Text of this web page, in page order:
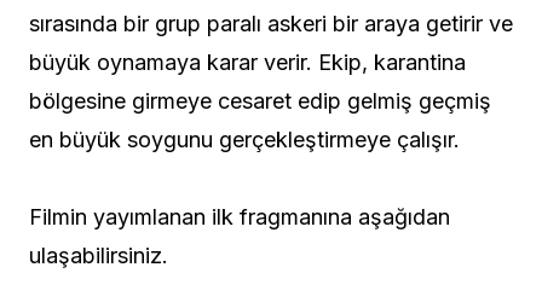
sırasında bir grup paralı askeri bir araya getirir ve
büyük oynamaya karar verir. Ekip, karantina
bölgesine girmeye cesaret edip gelmiş geçmiş
en büyük soygunu gerçekleştirmeye çalışır.
Filmin yayımlanan ilk fragmanına aşağıdan
ulaşabilirsiniz.